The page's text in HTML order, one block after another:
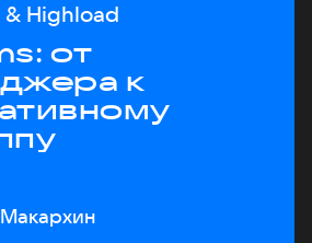
& Highload
от
к